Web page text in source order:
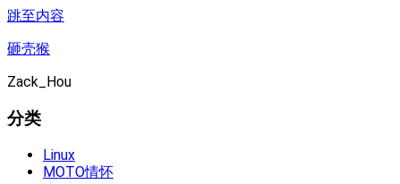
跳至内容
砸壳猴
Zack_Hou
分类
Linux
MOTO情怀